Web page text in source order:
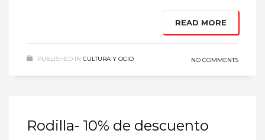
READ MORE
PUBLISHED IN CULTURA Y OCIO NO COMMENTS
Rodilla- 10% de descuento